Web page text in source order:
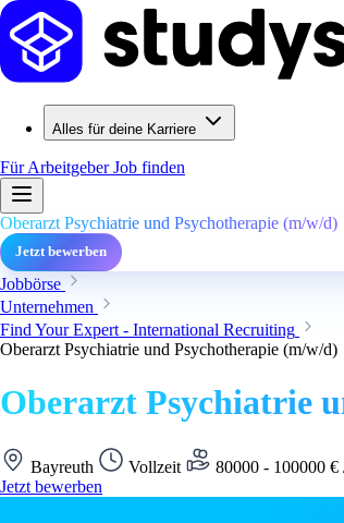
Alles für deine Karriere
Für ArbeitgeberJob finden
Oberarzt Psychiatrie und Psychotherapie (m/w/d)
Jetzt bewerben
Jobbörse
Unternehmen
Find Your Expert - International Recruiting
Oberarzt Psychiatrie und Psychotherapie (m/w/d)
Oberarzt Psychiatrie
Bayreuth Vollzeit 80000 - 100000 €
Jetzt bewerben